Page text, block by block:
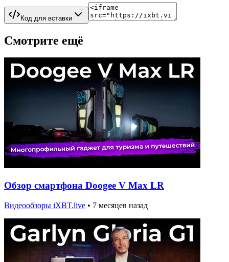
Код для вставки
Смотрите ещё
Обзор смартфона Doogee V Max LR
Видеообзоры iXBT.live • 7 месяцев назад